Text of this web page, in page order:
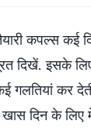
कपल्‍स
दिखें. इसके
गलतियां कर
खास दिन के